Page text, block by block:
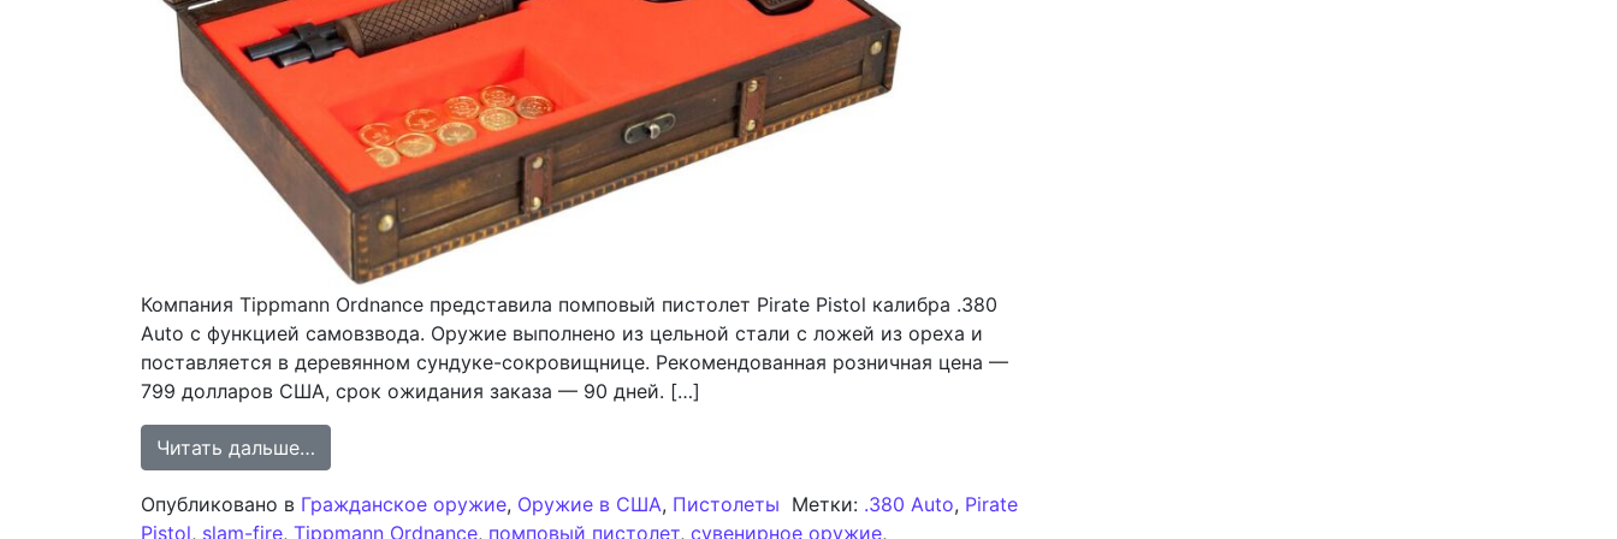
Компания Tippmann Ordnance представила помповый пистолет Pirate Pistol калибра .380
Auto с функцией самовзвода. Оружие выполнено из цельной стали с ложей из ореха и
поставляется в деревянном сундуке-сокровищнице. Рекомендованная розничная цена —
799 долларов США, срок ожидания заказа — 90 дней. […]
Читать дальше…
Опубликовано в Гражданское оружие, Оружие в США, Пистолеты Метки: .380 Auto, Pirate
Pistol, slam-fire, Tippmann Ordnance, помповый пистолет, сувенирное оружие,